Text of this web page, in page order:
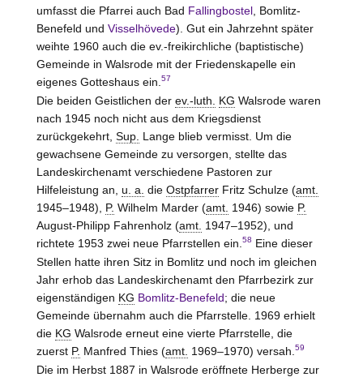
umfasst die Pfarrei auch Bad Fallingbostel, Bomlitz-
Benefeld und Visselhövede). Gut ein Jahrzehnt später
weihte 1960 auch die ev.-freikirchliche (baptistische)
Gemeinde in Walsrode mit der Friedenskapelle ein
eigenes Gotteshaus ein. 57
Die beiden Geistlichen der ev.-luth. KG Walsrode waren
nach 1945 noch nicht aus dem Kriegsdienst
zurückgekehrt, Sup. Lange blieb vermisst. Um die
gewachsene Gemeinde zu versorgen, stellte das
Landeskirchenamt verschiedene Pastoren zur
Hilfeleistung an, u. a. die OstpfarrerFritz Schulze (amt.
1945–1948), P. Wilhelm Marder (amt. 1946) sowie P.
August-Philipp Fahrenholz (amt. 1947–1952), und
richtete 1953 zwei neue Pfarrstellen ein. 58 Eine dieser
Stellen hatte ihren Sitz in Bomlitz und noch im gleichen
Jahr erhob das Landeskirchenamt den Pfarrbezirk zur
eigenständigen KG Bomlitz-Benefeld; die neue
Gemeinde übernahm auch die Pfarrstelle. 1969 erhielt
die KG Walsrode erneut eine vierte Pfarrstelle, die
zuerst P. Manfred Thies (amt. 1969–1970) versah. 59
Die im Herbst 1887 in Walsrode eröffnete Herberge zur